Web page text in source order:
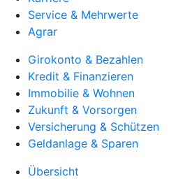
Service & Mehrwerte
Agrar
Girokonto & Bezahlen
Kredit & Finanzieren
Immobilie & Wohnen
Zukunft & Vorsorgen
Versicherung & Schützen
Geldanlage & Sparen
Übersicht